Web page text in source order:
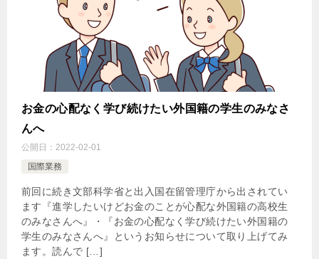
お金の心配なく学び続けたい外国籍の学生のみなさ
んへ
公開日： 2022-02-01
国際業務
前回に続き文部科学省と出入国在留管理庁から出されてい
ます『進学したいけどお金のことが心配な外国籍の高校生
のみなさんへ』・『お金の心配なく学び続けたい外国籍の
学生のみなさんへ』というお知らせについて取り上げてみ
ます。読んで […]